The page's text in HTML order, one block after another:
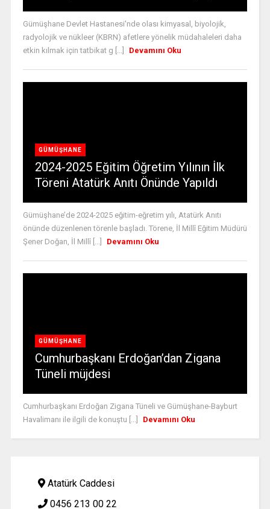
Gümüşhane Devlet Hastanesi'nde olası kimyasal, biyolojik,
radyolojik ve nükleer (KBRN) afetlere yönelik müdahaleleri daha
etkin kılmak için tatbikat g [...]
Devamını Oku
GÜMÜŞHANE
2024-2025 Eğitim Öğretim Yılının İlk
Töreni Atatürk Anıtı Önünde Yapıldı
Gümüşhane’de 2024-2025 eğitim-eğretim yılı, Atatürk Anıtı
önünde düzenlenen törenle başladı. Törene, İl Millî Eğitim Müdürü
Şener Doğan, İl Millî [...]
Devamını Oku
GÜMÜŞHANE
Cumhurbaşkanı Erdoğan’dan Zigana
Tüneli müjdesi
Cumhurbaşkanı Erdoğan Zigana Tüneli ve Gümüşhane-Bayburt
Havalimanı ile ilgili de konuştu [...]
Devamını Oku
Atatürk Caddesi
0456 213 00 22